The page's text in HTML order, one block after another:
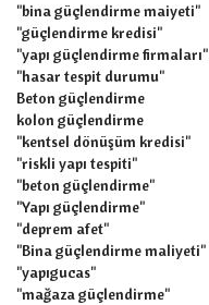
"bina güçlendirme maiyeti"
"güçlendirme kredisi"
"yapı güçlendirme firmaları"
"hasar tespit durumu"
Beton güçlendirme
kolon güçlendirme
"kentsel dönüşüm kredisi"
"riskli yapı tespiti"
"beton güçlendirme"
"Yapı güçlendirme"
"deprem afet"
"Bina güçlendirme maliyeti"
"yapıgucas"
"mağaza güçlendirme"